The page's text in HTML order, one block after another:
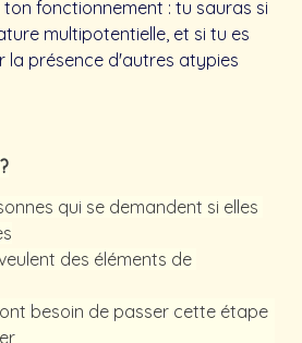
fonctionnement : tu sauras si
multipotentielle, et si tu es
la présence d'autres atypies